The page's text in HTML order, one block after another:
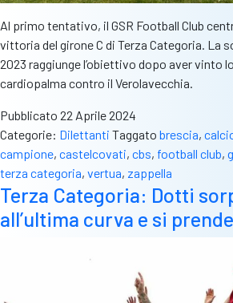
Al primo tentativo, il GSR Football Club
vittoria del girone C di Terza Categoria. La
2023 raggiunge l’obiettivo dopo aver vinto
cardiopalma contro il Verolavecchia.
Pubblicato 22 Aprile 2024
Categorie: Dilettanti Taggato brescia,
campione, castelcovati, cbs, football club,
terza categoria, vertua, zappella
Terza Categoria: Dotti
all’ultima curva e si